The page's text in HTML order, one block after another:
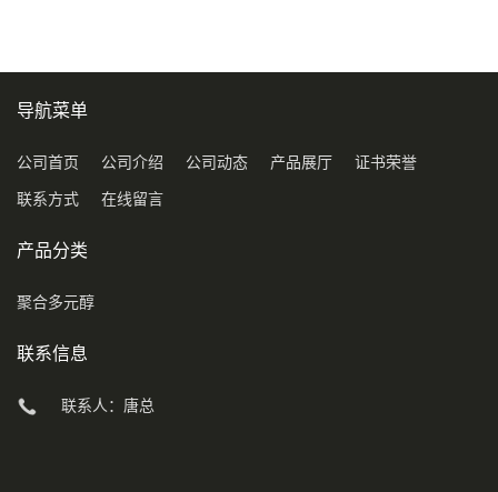
导航菜单
公司首页 公司介绍 公司动态 产品展厅 证书荣誉
联系方式 在线留言
产品分类
聚合多元醇
联系信息
联系人：唐总